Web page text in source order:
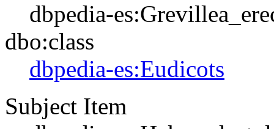
dbpedia-
dbo:class
dbpedia-es:Eudicots
Subject Item